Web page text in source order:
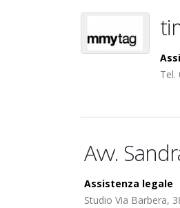
Tel.
Avv.
Assistenza legale
Studio Via Barbera,